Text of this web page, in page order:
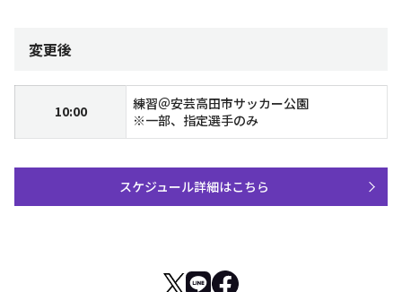
変更後
10:00
練習＠安芸高田市サッカー公園
※一部、指定選手のみ
スケジュール詳細はこちら